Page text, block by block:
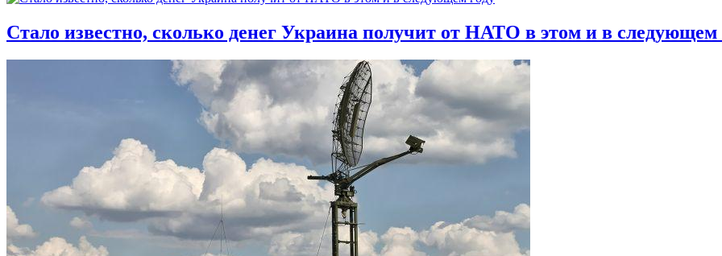
Стало известно, сколько денег Украина получит от НАТО в этом и в следующем